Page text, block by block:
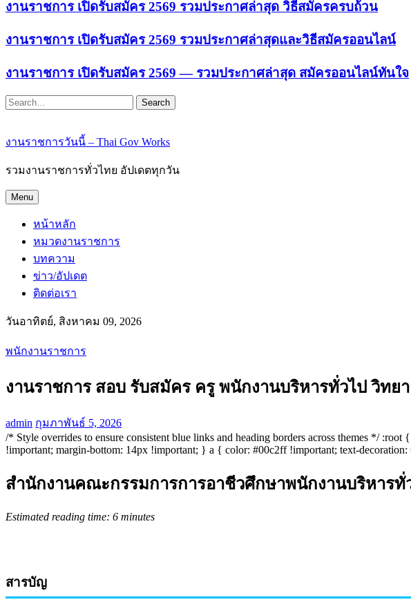
งานราชการ เปิดรับสมัคร 2569 รวมประกาศล่าสุด วิธีสมัครครบถ้วน
งานราชการ เปิดรับสมัคร 2569 รวมประกาศล่าสุดและวิธีสมัครออนไลน์
งานราชการ เปิดรับสมัคร 2569 — รวมประกาศล่าสุด สมัครออนไลน์ทันใจ
Search
งานราชการวันนี้ – Thai Gov Works
รวมงานราชการทั่วไทย อัปเดตทุกวัน
Menu
หน้าหลัก
หมวดงานราชการ
บทความ
ข่าว/อัปเดต
ติดต่อเรา
วันอาทิตย์, สิงหาคม 09, 2026
พนักงานราชการ
งานราชการ สอบ รับสมัคร ครู พนักงานบริหารทั่วไป วิทย
admin กุมภาพันธ์ 5, 2026
/* Style overrides to ensure consistent blue links and heading borders across themes */
!important; margin-bottom: 14px !important; } a { color: #00c2ff !important; text-
สำนักงานคณะกรรมการการอาชีวศึกษาพนักงานบริหารทั่
Estimated reading time: 6 minutes
สารบัญ